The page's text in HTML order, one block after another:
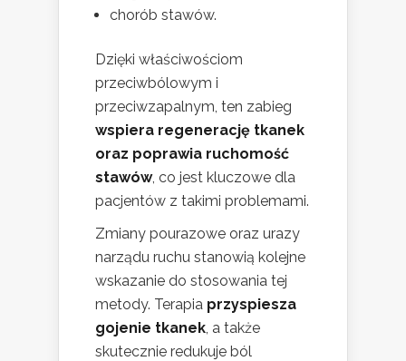
chorób stawów.
Dzięki właściwościom
przeciwbólowym i
przeciwzapalnym, ten zabieg
wspiera regenerację tkanek
oraz poprawia ruchomość
stawów, co jest kluczowe dla
pacjentów z takimi problemami.
Zmiany pourazowe oraz urazy
narządu ruchu stanowią kolejne
wskazanie do stosowania tej
metody. Terapia przyspiesza
gojenie tkanek , a także
skutecznie redukuje ból